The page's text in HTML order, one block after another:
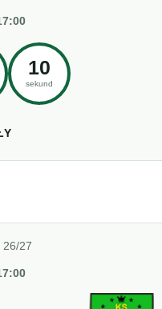
09
sekund
26/27